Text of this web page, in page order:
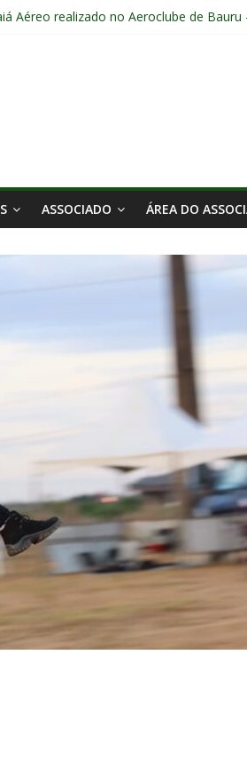
Aéreo realizado no Aeroclube de Bauru
ASSOCIADO ÁREA DO